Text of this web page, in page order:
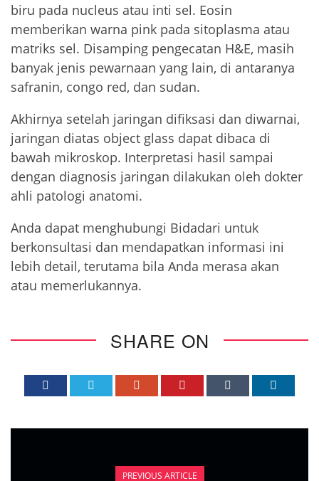
biru pada nucleus atau inti sel. Eosin
memberikan warna pink pada sitoplasma atau
matriks sel. Disamping pengecatan H&E, masih
banyak jenis pewarnaan yang lain, di antaranya
safranin, congo red, dan sudan.
Akhirnya setelah jaringan difiksasi dan diwarnai,
jaringan diatas object glass dapat dibaca di
bawah mikroskop. Interpretasi hasil sampai
dengan diagnosis jaringan dilakukan oleh dokter
ahli patologi anatomi.
Anda dapat menghubungi Bidadari untuk
berkonsultasi dan mendapatkan informasi ini
lebih detail, terutama bila Anda merasa akan
atau memerlukannya.
SHARE ON
PREVIOUS ARTICLE